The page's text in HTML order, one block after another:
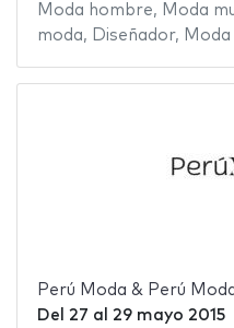
Moda hombre, Moda
moda, Diseñador, Moda
Perú Moda & Perú
Del 27 al 29 mayo 2015